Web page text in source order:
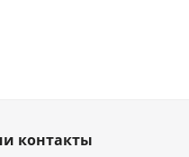
контакты